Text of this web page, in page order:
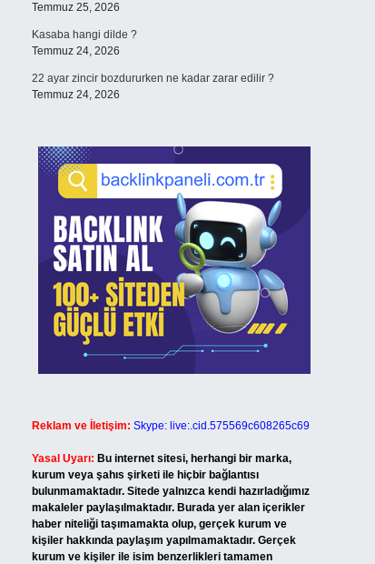
Temmuz 25, 2026
Kasaba hangi dilde ?
Temmuz 24, 2026
22 ayar zincir bozdururken ne kadar zarar edilir ?
Temmuz 24, 2026
Reklam ve İletişim: Skype: live:.cid.575569c608265c69
Yasal Uyarı: Bu internet sitesi, herhangi bir marka,
kurum veya şahıs şirketi ile hiçbir bağlantısı
bulunmamaktadır. Sitede yalnızca kendi hazırladığımız
makaleler paylaşılmaktadır. Burada yer alan içerikler
haber niteliği taşımamakta olup, gerçek kurum ve
kişiler hakkında paylaşım yapılmamaktadır. Gerçek
kurum ve kişiler ile isim benzerlikleri tamamen